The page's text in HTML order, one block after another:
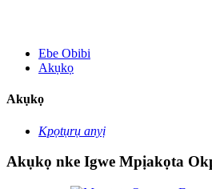
Ebe Obibi
Akụkọ
Akụkọ
Kpọtụrụ anyị
Akụkọ nke Igwe Mpịakọta